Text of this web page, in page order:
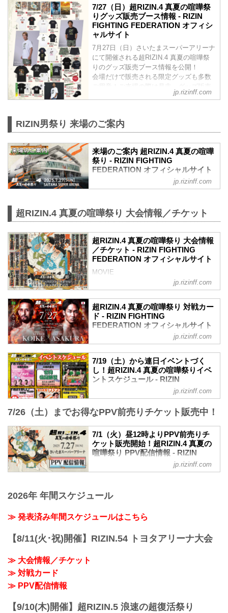
7/27（日）超RIZIN.4 真夏の喧嘩祭
りグッズ販売ブース情報 - RIZIN
FIGHTING FEDERATION オフィシ
ャルサイト
7月27日（日）さいたまスーパーアリーナ
にて開催される超RIZIN.4 真夏の喧嘩祭
りのグッズ販売ブース情報を公開！
会場だけで販売される限定グッズも多数
ご用意！ご来場の際は是非、グッズ販売
※チケットがなくてもご購入いただけま
す。
ブース場所
さいたまスーパーアリーナ 場外特設テン
ト（会場外）・場内Aゲート付近
グッズ販売ブース 概要
新作アイテムが続々登場！ポスターやTシ
jp.rizinff.com
RIZIN男祭り 来場のご案内
来場のご案内 超RIZIN.4 真夏の喧嘩
祭り - RIZIN FIGHTING
FEDERATION オフィシャルサイト
7月27日（日）さいたまスーパーアリーナ
点で決定している内容についてご案内い
たします。
さいたまスーパーアリーナ 会場案内図
さいたまスーパーアリーナ 会場案内図
会場内に関しては以下をご確認ください
ませ。
さいたまスーパーアリーナ
さいたまスーパーアリーナのサイトで
す。
www.saitama-arena.co.jp
タイムスケジュール一覧
※準備中
項目 実...
jp.rizinff.com
超RIZIN.4 真夏の喧嘩祭り 大会情報／チケット
超RIZIN.4 真夏の喧嘩祭り 大会情報
／チケット - RIZIN FIGHTING
FEDERATION オフィシャルサイト
MOVIE
youtu.be
- YouTube
youtu.be
超RIZIN.4 真夏の喧嘩祭り 大会概要
開催日時
2025年7月27日（日）11:00開場／13:00開
※喧嘩三番勝負は11:30開始予定
終了予定時間
19:00〜20:00頃
※試合内容、イベント進行によって終了
予定時間が前後することがありますので
ご了承ください。
会場
さいたまスーパーアリーナ
JR京浜東北線・JR上野東京ライン（宇都
宮線・高崎線）「さいたま新都心」駅か
ら徒歩3分
jp.rizinff.com
超RIZIN.4 真夏の喧嘩祭り 対戦カー
ド - RIZIN FIGHTING
FEDERATION オフィシャルサイト
来
RIZIN MMAルール：5分 3R（66.0kg）
クレベル・コイケ vs. 朝倉未来
第14試合／パトリッキー・ピットブル
RIZIN MMAルール：5分 3R（71.0kg）
パトリッキー・ピットブル vs. 野村駿太
第13試合／金原正徳 vs. YA-MAN
RIZIN MMAルール：5分 3R（66.0kg）
金原正徳 vs. YA-MAN
第12試合／秋元強真 vs. 赤田功輝
jp.rizinff.com
7/19（土）から連日イベントづく
し！超RIZIN.4 真夏の喧嘩祭りイベ
ントスケジュール - RIZIN
FIGHTING FEDERATION オフィシ
ャルサイト
7月19日（土）から超RIZIN.4 真夏の喧嘩
間に実施される、RIZINのイベントスケジ
ュールをまとめたぞ！
今からでも参加可能なイベントも多数あ
イベントスケジュール（日付ごと）
催② 連日開催③
＠都内某所 RIZIN Girls Fan Meeting 全国
jp.rizinff.com
7/26（土）までお得なPPV前売りチケット販売中！
7/1（火）昼12時よりPPV前売りチ
ケット販売開始！超RIZIN.4 真夏の
喧嘩祭り PPV配信情報 - RIZIN
FIGHTING FEDERATION オフィシ
ャルサイト
ケットが、7月1日（火）12時よりRIZIN
LIVEにて販売がスタートしたぞ！（※ス
カパー！は※7/10（木）販売開始）
お得なPPV前売りチケットは、大会前日
の7月26日（土）23:59まで販売！
PPV販売スケジュール一...
jp.rizinff.com
2026年 年間スケジュール
≫ 発表済み年間スケジュールはこちら
【8/11(火･祝)開催】RIZIN.54 トヨタアリーナ大会
≫ 大会情報／チケット
≫ 対戦カード
≫ PPV配信情報
【9/10(木)開催】超RIZIN.5 浪速の超復活祭り